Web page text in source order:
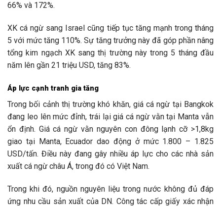
66% và 172%.
XK cá ngừ sang Israel cũng tiếp tục tăng mạnh trong tháng
5 với mức tăng 110%. Sự tăng trưởng này đã góp phần nâng
tổng kim ngạch XK sang thị trường này trong 5 tháng đầu
năm lên gần 21 triệu USD, tăng 83%.
Áp lực cạnh tranh gia tăng
Trong bối cảnh thị trường khó khăn, giá cá ngừ tại Bangkok
đang leo lên mức đỉnh, trái lại giá cá ngừ vằn tại Manta vẫn
ổn định. Giá cá ngừ vằn nguyên con đông lạnh cỡ >1,8kg
giao tại Manta, Ecuador dao động ở mức 1.800 – 1.825
USD/tấn. Điều này đang gây nhiều áp lực cho các nhà sản
xuất cá ngừ châu Á, trong đó có Việt Nam.
Trong khi đó, nguồn nguyên liệu trong nước không đủ đáp
ứng nhu cầu sản xuất của DN. Công tác cấp giấy xác nhận